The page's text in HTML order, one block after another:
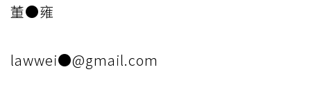
董●雍
lawwei●@gmail.com